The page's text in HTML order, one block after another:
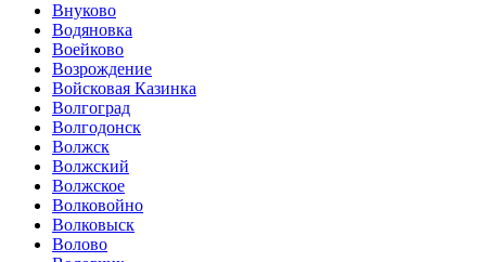
Внуково
Водяновка
Воейково
Возрождение
Войсковая Казинка
Волгоград
Волгодонск
Волжск
Волжский
Волжское
Волковойно
Волковыск
Волово